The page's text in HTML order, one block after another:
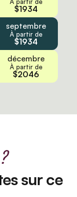
$1934
septembre
À partir de
$1934
décembre
À partir de
$2046
sur ce